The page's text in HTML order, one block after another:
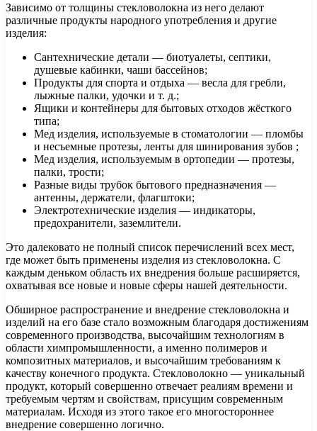
Зависимо от толщины стекловолокна из него делают
различные продукты народного употребления и другие
изделия:
Сантехнические детали — биотуалеты, септики,
душевые кабинки, чаши бассейнов;
Продукты для спорта и отдыха — весла для гребли,
лыжные палки, удочки и т. д.;
Ящики и контейнеры для бытовых отходов жёсткого
типа;
Мед изделия, используемые в стоматологии — пломбы
и несъемные протезы, ленты для шинирования зубов ;
Мед изделия, используемым в ортопедии — протезы,
палки, трости;
Разные виды трубок бытового предназначения —
антенны, держатели, флагштоки;
Электротехнические изделия — индикаторы,
предохранители, заземлители.
Это далековато не полный список перечислений всех мест,
где может быть применены изделия из стекловолокна. С
каждым деньком область их внедрения больше расширяется,
охватывая все новые и новые сферы нашей деятельности.
Обширное распространение и внедрение стекловолокна и
изделий на его базе стало возможным благодаря достижениям
современного производства, высочайшим технологиям в
области химпромышленности, а именно полимеров и
композитных материалов, и высочайшим требованиям к
качеству конечного продукта. Стекловолокно — уникальный
продукт, который совершенно отвечает реалиям времени и
требуемым чертям и свойствам, присущим современным
материалам. Исходя из этого такое его многостороннее
внедрение совершенно логично.